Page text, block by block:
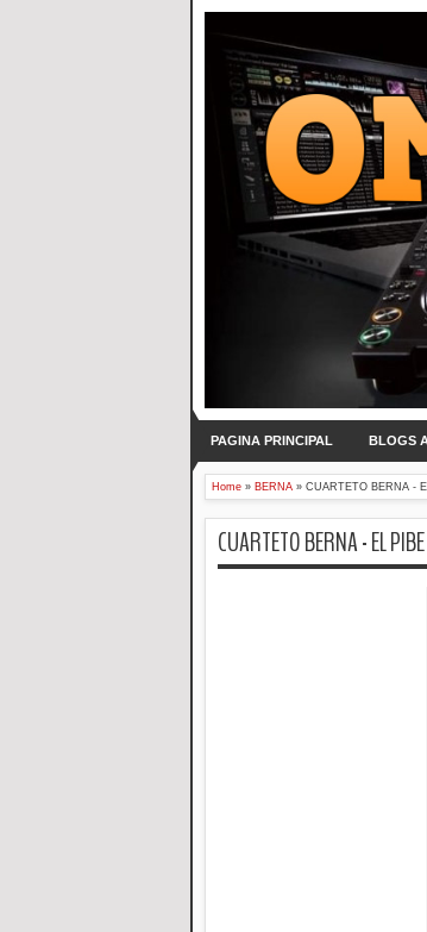
PAGINA PRINCIPAL BLOGS
Home » BERNA » CUARTETO BERNA -
CUARTETO BERNA - EL